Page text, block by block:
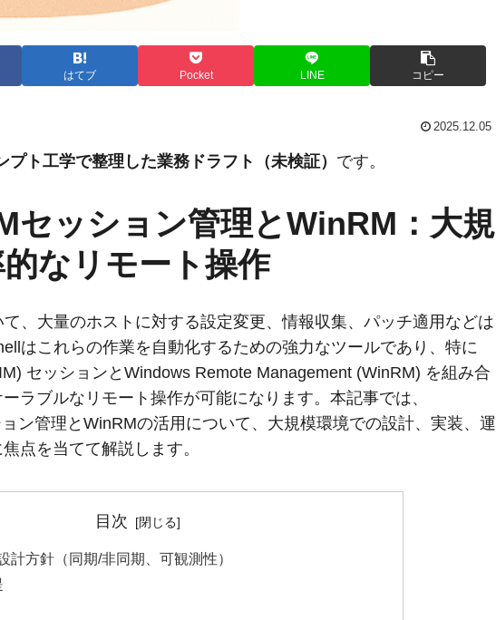
はてブ Pocket LINE コピー
2025.12.05
ト工学で整理した業務ドラフト（未検証） です。
セッション管理とWinRM：大規
なリモート操作
、大量のホストに対する設定変更、情報収集、パッチ適用などは
はこれらの作業を自動化するための強力なツールであり、特に
セッションとWindows Remote Management (WinRM) を組み合
ラブルなリモート操作が可能になります。本記事では、
ン管理とWinRMの活用について、大規模環境での設計、実装、運
点を当てて解説します。
目次
計方針（同期/非同期、可観測性）